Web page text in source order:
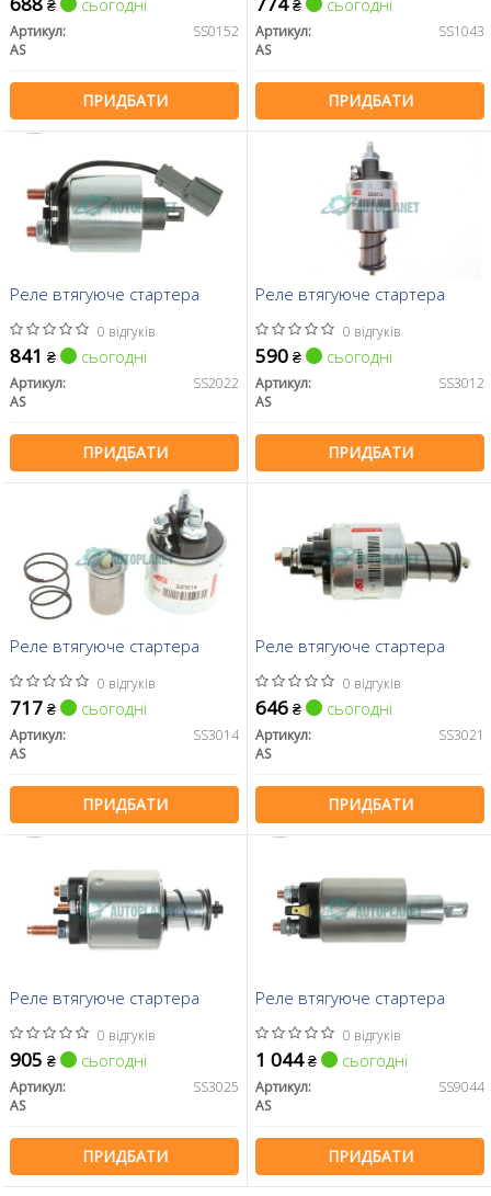
₴
Артикул:
SS0152
AS
ПРИДБАТИ
₴
Артикул:
SS1043
AS
ПРИДБАТИ
Реле втягуюче стартера
0 відгуків
841 ₴ сьогодні
Артикул:
SS2022
AS
ПРИДБАТИ
Реле втягуюче стартера
0 відгуків
590 ₴ сьогодні
Артикул:
SS3012
AS
ПРИДБАТИ
Реле втягуюче стартера
0 відгуків
717 ₴ сьогодні
Артикул:
SS3014
AS
ПРИДБАТИ
Реле втягуюче стартера
0 відгуків
646 ₴ сьогодні
Артикул:
SS3021
AS
ПРИДБАТИ
Реле втягуюче стартера
0 відгуків
905 ₴ сьогодні
Артикул:
SS3025
AS
ПРИДБАТИ
Реле втягуюче стартера
0 відгуків
1 044₴ сьогодні
Артикул:
SS9044
AS
ПРИДБАТИ